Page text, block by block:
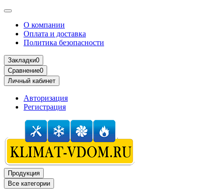
О компании
Оплата и доставка
Политика безопасности
Закладки0
Сравнение0
Личный кабинет
Авторизация
Регистрация
Продукция
Все категории